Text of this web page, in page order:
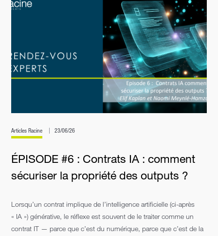
Articles Racine 23/06/26
ÉPISODE #6 : Contrats IA : comment
sécuriser la propriété des outputs ?
Lorsqu’un contrat implique de l’intelligence artificielle (ci-après
« IA ») générative, le réflexe est souvent de le traiter comme un
contrat IT — parce que c’est du numérique, parce que c’est de la